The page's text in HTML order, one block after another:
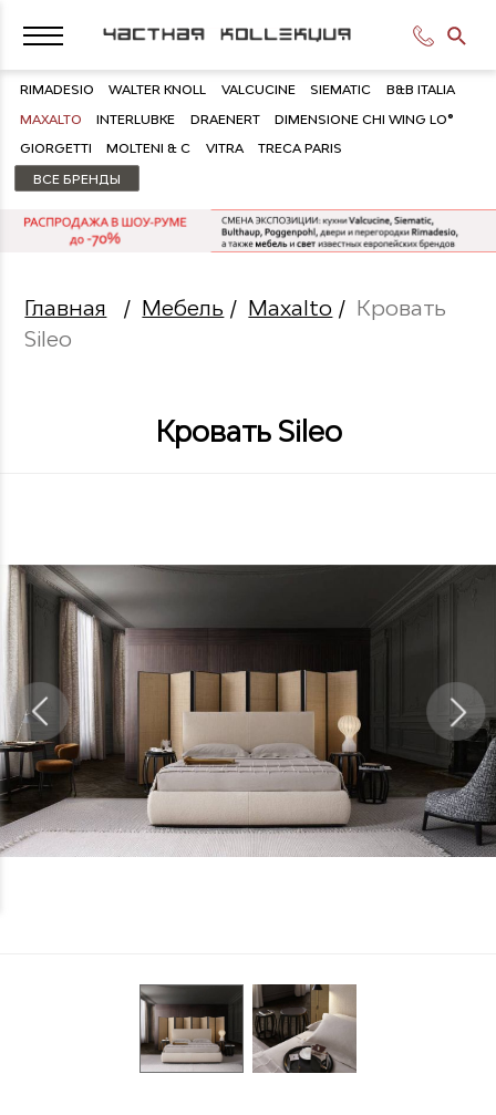
RIMADESIO WALTER KNOLL VALCUCINE SIEMATIC B&B ITALIA
MAXALTO INTERLUBKE DRAENERT DIMENSIONE CHI WING LO®
GIORGETTI MOLTENI & C VITRA TRECA PARIS
ВСЕ БРЕНДЫ
Главная / Мебель / Maxalto / Кровать
Sileo
Кровать Sileo